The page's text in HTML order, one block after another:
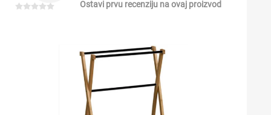
Ostavi prvu recenziju na ovaj proizvod